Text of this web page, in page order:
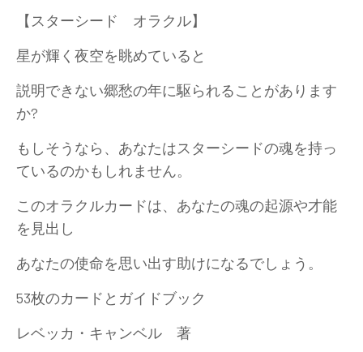
【スターシード オラクル】
星が輝く夜空を眺めていると
説明できない郷愁の年に駆られることがあります
か?
もしそうなら、あなたはスターシードの魂を持っ
ているのかもしれません。
このオラクルカードは、あなたの魂の起源や才能
を見出し
あなたの使命を思い出す助けになるでしょう。
53枚のカードとガイドブック
レベッカ・キャンベル 著